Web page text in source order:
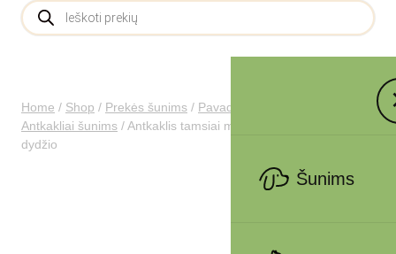
Šunims
Home / Shop / Prekės šunims / Pavadėliai, antkakliai šunims
Antkakliai šunims / Antkaklis tamsiai mėlynas su taškeliais, M
dydžio